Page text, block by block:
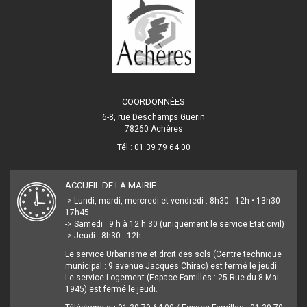
COORDONNÉES
6-8, rue Deschamps Guerin
78260 Achères
Tél : 01 39 79 64 00
ACCUEIL DE LA MAIRIE
-> Lundi, mardi, mercredi et vendredi : 8h30 - 12h • 13h30 -
17h45
-> Samedi : 9 h à 12 h 30 (uniquement le service Etat civil)
-> Jeudi : 8h30 - 12h
Le service Urbanisme et droit des sols (Centre technique
municipal : 9 avenue Jacques Chirac) est fermé le jeudi.
Le service Logement (Espace Familles : 25 Rue du 8 Mai
1945) est fermé le jeudi.